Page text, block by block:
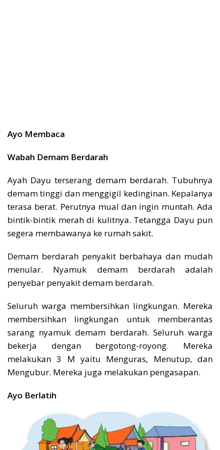
Ayo Membaca
Wabah Demam Berdarah
Ayah Dayu terserang demam berdarah. Tubuhnya
demam tinggi dan menggigil kedinginan. Kepalanya
terasa berat. Perutnya mual dan ingin muntah. Ada
bintik-bintik merah di kulitnya. Tetangga Dayu pun
segera membawanya ke rumah sakit.
Demam berdarah penyakit berbahaya dan mudah
menular. Nyamuk demam berdarah adalah
penyebar penyakit demam berdarah.
Seluruh warga membersihkan lingkungan. Mereka
membersihkan lingkungan untuk memberantas
sarang nyamuk demam berdarah. Seluruh warga
bekerja dengan bergotong-royong. Mereka
melakukan 3 M yaitu Menguras, Menutup, dan
Mengubur. Mereka juga melakukan pengasapan.
Ayo Berlatih